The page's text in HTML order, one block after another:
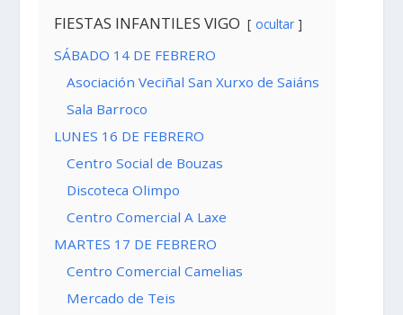
FIESTAS INFANTILES VIGO ocultar
SÁBADO 14 DE FEBRERO
Asociación Veciñal San Xurxo de Saiáns
Sala Barroco
LUNES 16 DE FEBRERO
Centro Social de Bouzas
Discoteca Olimpo
Centro Comercial A Laxe
MARTES 17 DE FEBRERO
Centro Comercial Camelias
Mercado de Teis